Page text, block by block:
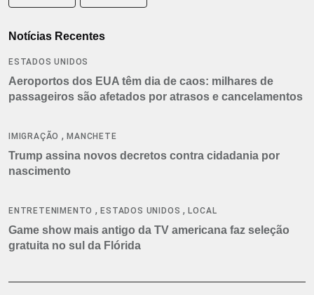
Notícias Recentes
ESTADOS UNIDOS
Aeroportos dos EUA têm dia de caos: milhares de
passageiros são afetados por atrasos e cancelamentos
IMIGRAÇÃO ,MANCHETE
Trump assina novos decretos contra cidadania por
nascimento
ENTRETENIMENTO ,ESTADOS UNIDOS ,LOCAL
Game show mais antigo da TV americana faz seleção
gratuita no sul da Flórida